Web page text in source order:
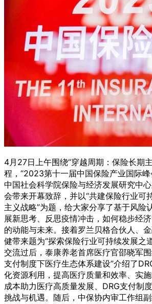
4月27日上午围绕“穿越周期：保险长期
程，“2023第十一届中国保险产业国际峰
中国社会科学院保险与经济发展研究中
会带来开幕致辞，并以“共建保险行业可
主义战略”为题，给大家分享了基于风险
展新思考、反思疫情冲击，如何稳步经
的动能与未来。接着罗兰贝格合伙人、
健带来题为“探索保险行业可持续发展之
交流过后，泰康养老首席医疗官邵晓军
支付制度下医疗生态体系建设”介绍了
化资源利用，提高医疗质量和效率、实
成本助力医疗高质量发展、DRG支付制
挑战与机遇。随后，中保协内审工作组